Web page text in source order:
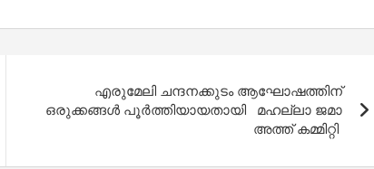
എരുമേലി ചന്ദനക്കുടം ആഘോഷത്തിന്
ഒരുക്കങ്ങൾ പൂർത്തിയായതായി മഹല്ലാ ജമാ
അത്ത് കമ്മിറ്റി